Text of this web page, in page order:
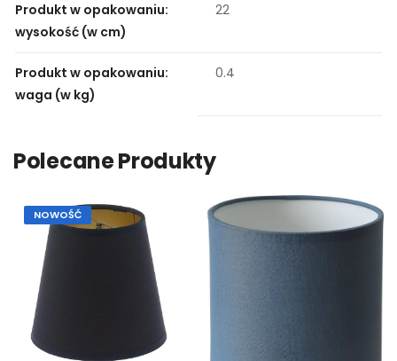
Produkt w opakowaniu:
wysokość (w cm)
22
Produkt w opakowaniu:
waga (w kg)
0.4
Polecane Produkty
NOWOŚĆ